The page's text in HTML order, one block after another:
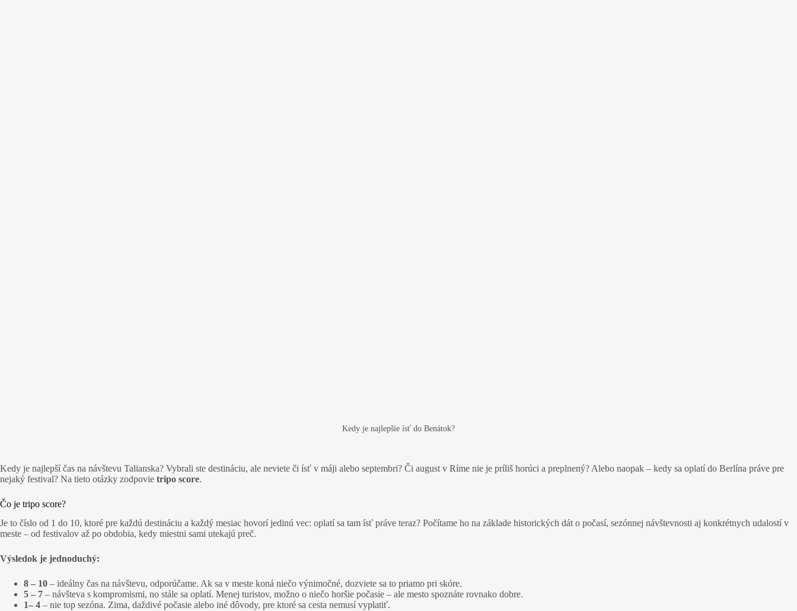
Kedy je najlepšie ísť do Benátok?
Kedy je najlepší čas na návštevu Talianska? Vybrali ste destináciu, ale neviete či ísť v máji alebo septembri? Či august v Ríme nie je príliš horúci a preplnený? Alebo naopak – kedy sa oplatí do Berlína práve pre
nejaký festival? Na tieto otázky zodpovie tripo score.
Čo je tripo score?
Je to číslo od 1 do 10, ktoré pre každú destináciu a každý mesiac hovorí jedinú vec: oplatí sa tam ísť práve teraz? Počítame ho na základe historických dát o počasí, sezónnej návštevnosti aj konkrétnych udalostí v
meste – od festivalov až po obdobia, kedy miestni sami utekajú preč.
Výsledok je jednoduchý:
8 – 10 – ideálny čas na návštevu, odporúčame. Ak sa v meste koná niečo výnimočné, dozviete sa to priamo pri skóre.
5 – 7 – návšteva s kompromismi, no stále sa oplatí. Menej turistov, možno o niečo horšie počasie – ale mesto spoznáte rovnako dobre.
1– 4 – nie top sezóna. Zima, daždivé počasie alebo iné dôvody, pre ktoré sa cesta nemusí vyplatiť.